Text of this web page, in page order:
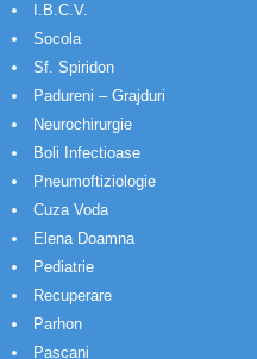
I.B.C.V.
Socola
Sf. Spiridon
Padureni – Grajduri
Neurochirurgie
Boli Infectioase
Pneumoftiziologie
Cuza Voda
Elena Doamna
Pediatrie
Recuperare
Parhon
Pascani